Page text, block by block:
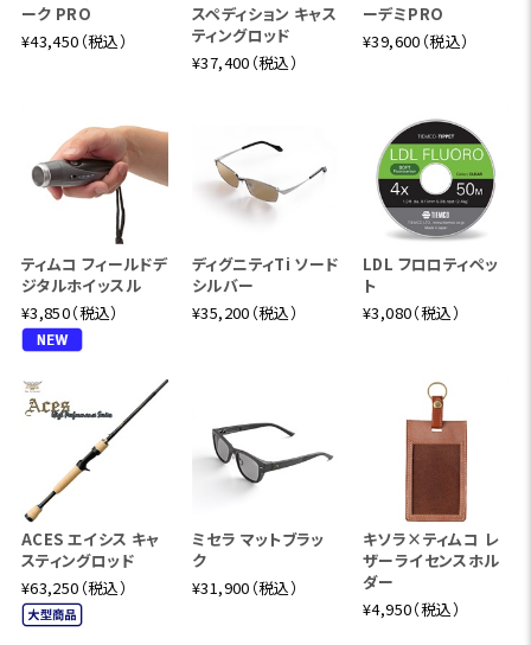
ーク PRO
¥43,450（税込）
スペディション キャス
ティングロッド
¥37,400（税込）
ーデミPRO
¥39,600（税込）
ティムコ フィールドデ
ジタルホイッスル
¥3,850（税込）
ディグニティTi ソード
シルバー
¥35,200（税込）
LDL フロロティペッ
ト
¥3,080（税込）
ACES エイシス キャ
スティングロッド
¥63,250（税込）
ミセラ マットブラッ
ク
¥31,900（税込）
キソラ×ティムコ レ
ザーライセンスホル
ダー
¥4,950（税込）